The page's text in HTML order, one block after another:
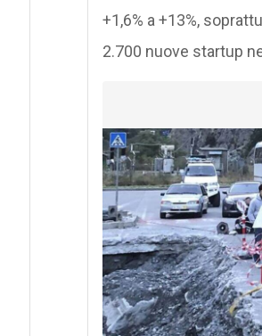
+1,6% a +13%,
2.700 nuove startup